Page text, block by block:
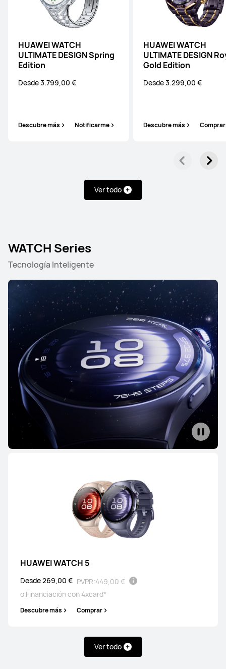
HUAWEI WATCH
ULTIMATE DESIGN Spring
Edition
Desde 3.799,00 €
Descubre más Notificarme
HUAWEI WATCH
ULTIMATE DESIGN
Gold Edition
Desde 3.299,00 €
Descubre más Comprar
Ver todo
WATCH Series
Tecnología Inteligente
HUAWEI WATCH 5
Desde 269,00 € PVPR:449,00 €
o Financiación con 4xcard*
Descubre más Comprar
Ver todo